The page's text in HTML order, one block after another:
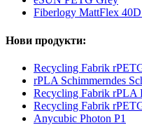
Fiberlogy MattFlex
Нови продукти:
Recycling Fabrik
rPLA Schimmerndes
Recycling Fabrik rPLA
Recycling Fabrik
Anycubic Photon P1